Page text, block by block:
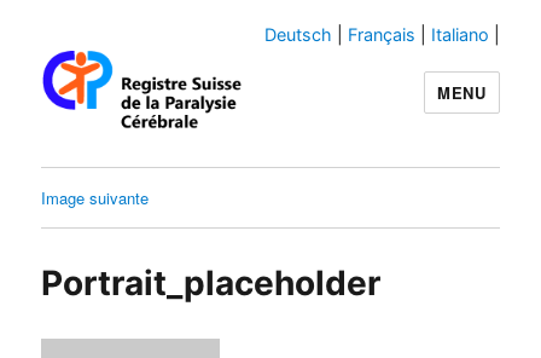
Deutsch Français Italiano
Swiss-CP-Reg
MENU
Image suivante
Portrait_placeholder